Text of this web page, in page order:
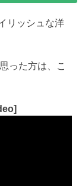
リッシュな洋
った方は、こ